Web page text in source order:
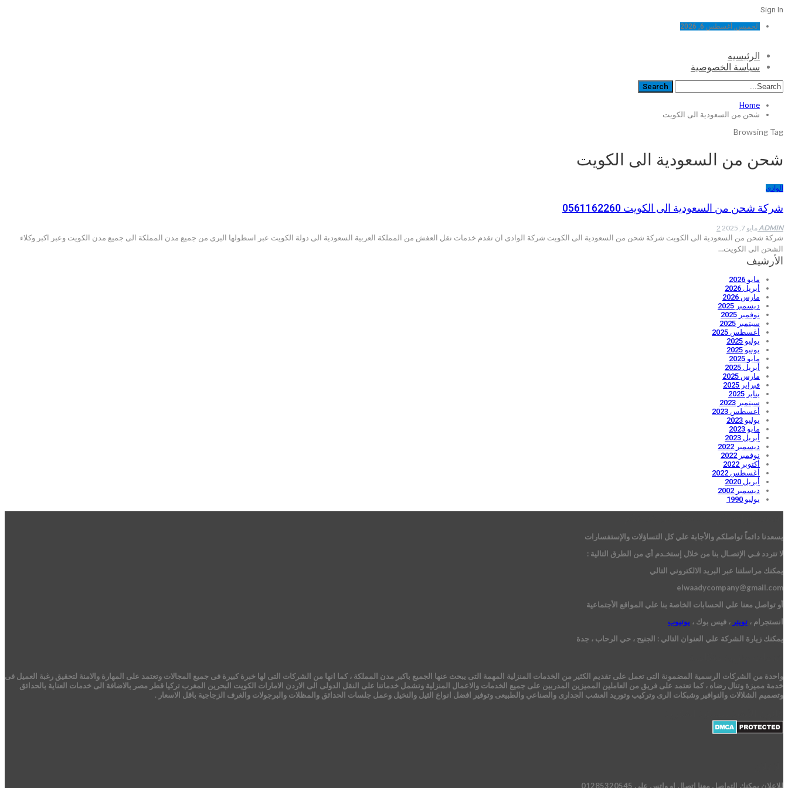
Sign In
الخميس, أغسطس 6, 2026
الرئيسيه
سياسة الخصوصية
Home
شحن من السعودية الى الكويت
Browsing Tag
شحن من السعودية الى الكويت
الوادي
شركة شحن من السعودية الى الكويت 0561162260
ADMINمايو 7, 2025 2
شركة شحن من السعودية الى الكويت شركة شحن من السعودية الى الكويت شركة الوادى ان تقدم خدمات نقل العفش من المملكة العربية السعودية الى دولة الكويت عبر اسطولها البرى من جميع مدن المملكة الى جميع مدن الكويت وعبر اكبر وكلاء
الشحن الى الكويت…
الأرشيف
مايو 2026
أبريل 2026
مارس 2026
ديسمبر 2025
نوفمبر 2025
سبتمبر 2025
أغسطس 2025
يوليو 2025
يونيو 2025
مايو 2025
أبريل 2025
مارس 2025
فبراير 2025
يناير 2025
سبتمبر 2023
أغسطس 2023
يوليو 2023
مايو 2023
أبريل 2023
ديسمبر 2022
نوفمبر 2022
أكتوبر 2022
أغسطس 2022
أبريل 2020
ديسمبر 2002
يوليو 1990
يسعدنا دائماً تواصلكم والأجابة علي كل التساؤلات والإستفسارات
لا تتردد فـي الإتصـال بنا من خلال إستخـدم أي من الطرق التالية :
يمكنك مراسلتنا عبر البريد الالكتروني التالي
elwaadycompany@gmail.com
أو تواصل معنا علي الحسابات الخاصة بنا علي المواقع الأجتماعية
انستجرام ، تويتر ، فيس بوك ، يوتيوب
يمكنك زيارة الشركة علي العنوان التالي : الجنيح ، حي الرحاب ، جدة
واحدة من الشركات الرسمية المضمونة التى تعمل على تقديم الكثير من الخدمات المنزلية المهمة التى يبحث عنها الجميع باكبر مدن المملكة ، كما انها من الشركات التى لها خبرة كبيرة فى جميع المجالات وتعتمد على المهارة والامنة لتحقيق رغبة العميل فى
خدمة مميزة وتنال رضاه ، كما تعتمد على فريق من العاملين المميزين المدربين على جميع الخدمات والاعمال المنزلية وتشمل خدماتنا على النقل الدولى الى الاردن الامارات الكويت البحرين المغرب تركيا قطر مصر بالاضافة الى خدمات العناية بالحدائق
وتصميم الشلالات والنوافير وشبكات الرى وتركيب وتوريد العشب الجدارى والصناعي والطبيعى وتوفير افضل انواع الثيل والنخيل وعمل جلسات الحدائق والمظلات والبرجولات والغرف الزجاجية باقل الاسعار .
للاعلان يمكنك التواصل معنا اتصال او واتس على 01285320545